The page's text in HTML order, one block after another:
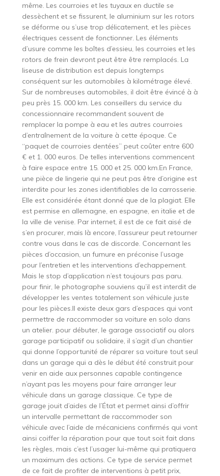
même. Les courroies et les tuyaux en ductile se
dessèchent et se fissurent, le aluminium sur les rotors
se déforme ou s’use trop délicatement, et les pièces
électriques cessent de fonctionner. Les éléments
d’usure comme les boîtes d’essieu, les courroies et les
rotors de frein devront peut être être remplacés. La
liseuse de distribution est depuis longtemps
conséquent sur les automobiles à kilométrage élevé.
Sur de nombreuses automobiles, il doit être évincé à à
peu près 15. 000 km. Les conseillers du service du
concessionnaire recommandent souvent de
remplacer la pompe à eau et les autres courroies
d’entraînement de la voiture à cette époque. Ce
“paquet de courroies dentées” peut coûter entre 600
€ et 1. 000 euros. De telles interventions commencent
à faire espace entre 15. 000 et 25. 000 km.En France,
une pièce de lingerie qui ne peut pas être d’origine est
interdite pour les zones identifiables de la carrosserie.
Elle est considérée étant donné que de la plagiat. Elle
est permise en allemagne, en espagne, en italie et de
la ville de venise. Par internet, il est de ce fait aisé de
s’en procurer, mais là encore, l’assureur peut retourner
contre vous dans le cas de discorde. Concernant les
pièces d’occasion, un fumure en préconise l’usage
pour l’entretien et les interventions d’echappement.
Mais le stop d’application n’est toujours pas paru.
pour finir, le photographe souviens qu’il est interdit de
développer les ventes totalement son véhicule juste
pour les pièces.Il existe deux gars d’espaces qui vont
permettre de raccommoder sa voiture en solo dans
un atelier. pour débuter, le garage associatif ou alors
garage participatif ou solidaire, il s’agit d’un chantier
qui donne l’opportunité de réparer sa voiture tout seul
dans un garage qui a dès le début été construit pour
venir en aide aux personnes capable contingence
n’ayant pas les moyens pour faire arranger leur
véhicule dans un garage classique. Ce type de
garage jouit d’aides de l’État et permet ainsi d’offrir
un intervalle permettant de raccommoder son
véhicule avec l’aide de mécaniciens confirmés qui vont
ainsi coiffer la réparation pour que tout soit fait dans
les règles, mais c’est l’usager lui-même qui pratiquera
un maximum des actions. Ce type de service permet
de ce fait de profiter de interventions à petit prix,